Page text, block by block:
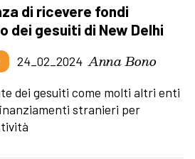
di ricevere fondi
dei gesuiti di New Delhi
24_02_2024 Anna Bono
dei gesuiti come molti altri enti
stranieri per